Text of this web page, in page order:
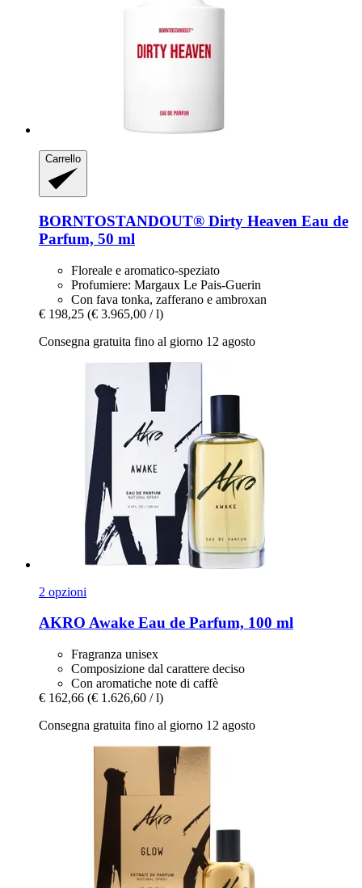
Carrello
BORNTOSTANDOUT® Dirty Heaven Eau de
Parfum, 50 ml
Floreale e aromatico-speziato
Profumiere: Margaux Le Pais-Guerin
Con fava tonka, zafferano e ambroxan
€ 198,25 (€ 3.965,00 / l)
Consegna gratuita fino al giorno 12 agosto
2 opzioni
AKRO Awake Eau de Parfum, 100 ml
Fragranza unisex
Composizione dal carattere deciso
Con aromatiche note di caffè
€ 162,66 (€ 1.626,60 / l)
Consegna gratuita fino al giorno 12 agosto